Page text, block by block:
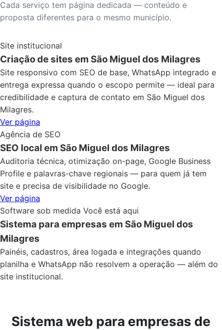
Cada serviço tem página dedicada — conteúdo e
proposta diferentes para o mesmo município.
Site institucional
Criação de sites em São Miguel dos Milagres
Site responsivo com SEO de base, WhatsApp integrado e
entrega expressa quando o escopo permite — ideal para
credibilidade e captura de contato em São Miguel dos
Milagres.
Ver página
Agência de SEO
SEO local em São Miguel dos Milagres
Auditoria técnica, otimização on-page, Google Business
Profile e palavras-chave regionais — para quem já tem
site e precisa de visibilidade no Google.
Ver página
Software sob medida Você está aqui
Sistema para empresas em São Miguel dos
Milagres
Painéis, cadastros, área logada e integrações quando
planilha e WhatsApp não resolvem a operação — além do
site institucional.
Sistema web para empresas de